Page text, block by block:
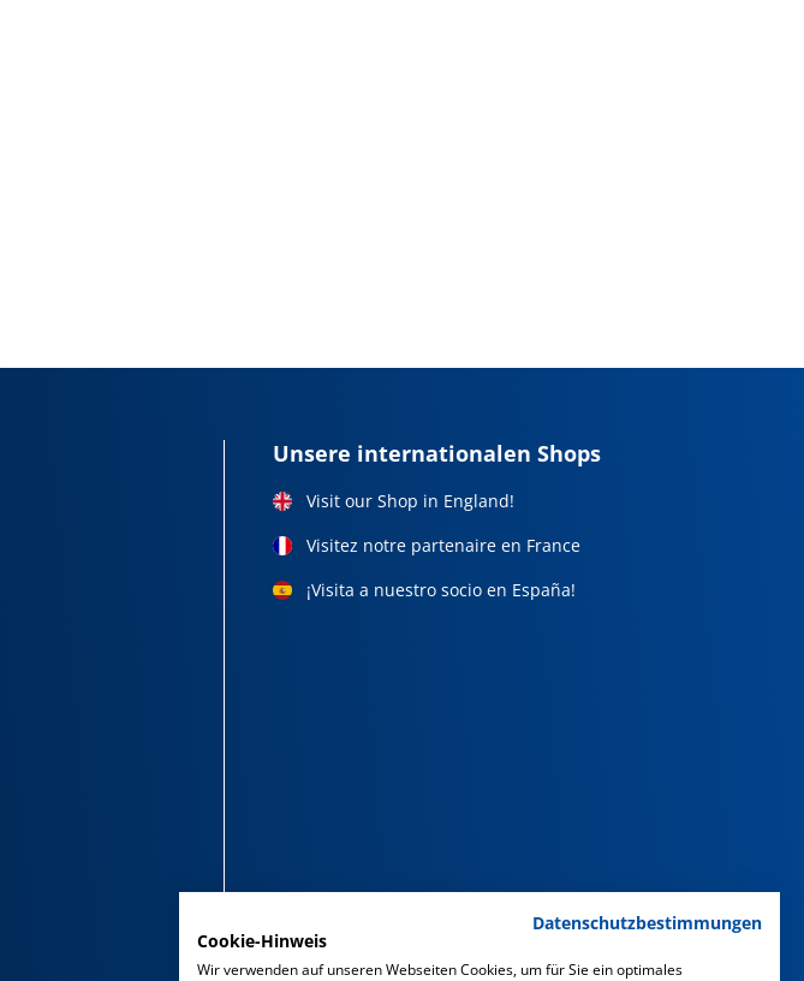
Unsere internationalen Shops
Visit our Shop in England!
Visitez notre partenaire en France
¡Visita a nuestro socio en España!
Datenschutzbestimmungen
Cookie-Hinweis
Wir verwenden auf unseren Webseiten Cookies, um für Sie ein optimales